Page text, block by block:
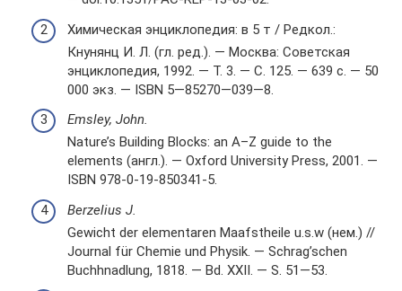
Химическая энциклопедия: в 5 т / Редкол.:
Кнунянц И. Л. (гл. ред.). — Москва: Советская
энциклопедия, 1992. — Т. 3. — С. 125. — 639 с. — 50
000 экз. — ISBN 5—85270—039—8.
Emsley, John.
Nature’s Building Blocks: an A–Z guide to the
elements (англ.). — Oxford University Press, 2001. —
ISBN 978-0-19-850341-5.
Berzelius J.
Gewicht der elementaren Maafstheile u.s.w (нем.) //
Journal für Chemie und Physik. — Schrag’schen
Buchhnadlung, 1818. — Bd. XXII. — S. 51—53.